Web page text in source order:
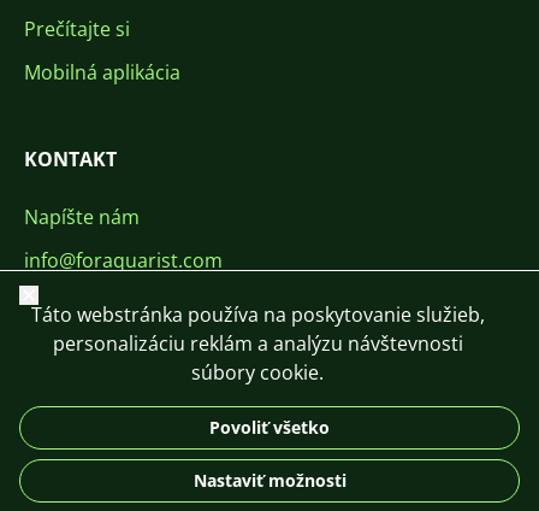
Prečítajte si
Mobilná aplikácia
KONTAKT
Napíšte nám
info@foraquarist.com
+420 603 449 602
DE
© 2026 For Aquarist
Zavrieť
Táto webstránka používa na poskytovanie služieb,
personalizáciu reklám a analýzu návštevnosti
súbory cookie.
Povoliť všetko
Nastaviť možnosti